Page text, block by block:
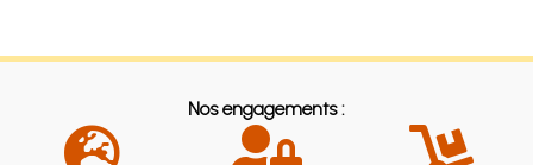
Nos engagements :